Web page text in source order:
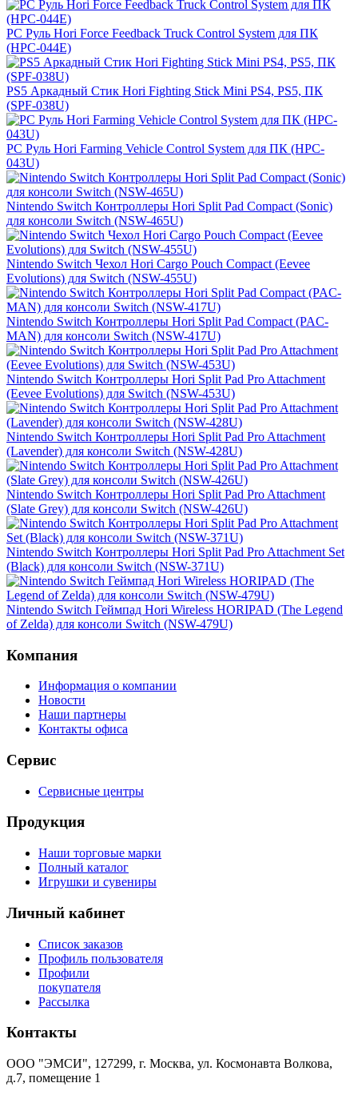
PС Руль Hori Force Feedback Truck Control System для ПК
(HPC-044E)
PS5 Аркадный Стик Hori Fighting Stick Mini PS4, PS5, ПК
(SPF-038U)
PС Руль Hori Farming Vehicle Control System для ПК (HPC-
043U)
Nintendo Switch Контроллеры Hori Split Pad Compact (Sonic)
для консоли Switch (NSW-465U)
Nintendo Switch Чехол Hori Cargo Pouch Compact (Eevee
Evolutions) для Switch (NSW-455U)
Nintendo Switch Контроллеры Hori Split Pad Compact (PAC-
MAN) для консоли Switch (NSW-417U)
Nintendo Switch Контроллеры Hori Split Pad Pro Attachment
(Eevee Evolutions) для Switch (NSW-453U)
Nintendo Switch Контроллеры Hori Split Pad Pro Attachment
(Lavender) для консоли Switch (NSW-428U)
Nintendo Switch Контроллеры Hori Split Pad Pro Attachment
(Slate Grey) для консоли Switch (NSW-426U)
Nintendo Switch Контроллеры Hori Split Pad Pro Attachment Set
(Black) для консоли Switch (NSW-371U)
Nintendo Switch Геймпад Hori Wireless HORIPAD (The Legend
of Zelda) для консоли Switch (NSW-479U)
Компания
Информация о компании
Новости
Наши партнеры
Контакты офиса
Сервис
Сервисные центры
Продукция
Наши торговые марки
Полный каталог
Игрушки и сувениры
Личный кабинет
Список заказов
Профиль пользователя
Профили
покупателя
Рассылка
Контакты
ООО "ЭМСИ", 127299, г. Москва, ул. Космонавта Волкова,
д.7, помещение 1